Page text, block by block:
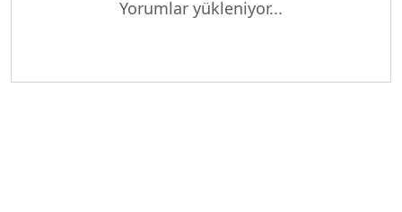
Yorumlar yükleniyor...